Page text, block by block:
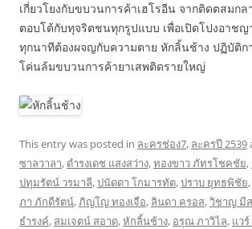
เกี่ยวโยงกับขบวนการค้าเฮโรอีน จากติดตสมกล
ตอบโต้กับทุจริตชนทุกรูปแบบ เพื่อเปิดโปงอาช
ทุกนาทีต้องผจญกับความตาย หักลิ้นช้าง ปฏิบัติก
โค่นล้มขบวนการค้ายาเสพติดรายใหญ่
This entry was posted in ละครช่อง7, ละครปี 2539
ซาลวาลา, ดำรงเดช แสงสว่าง,ทองขาว ภัทรโชคชัย,
ปทุมรัตน์ วรมาลี,ปนัดดา โกมารทัต,ปราบ ยุทธพิชัย,
ภา ภักดีรัตน์,ภิญโญ ทองเจือ, ลินดา ครอส,วิชาญ มี
ธำรงค์, สมเจตน์ สอาด,หักลิ้นช้าง, อรุณ ภาวิไล, แว